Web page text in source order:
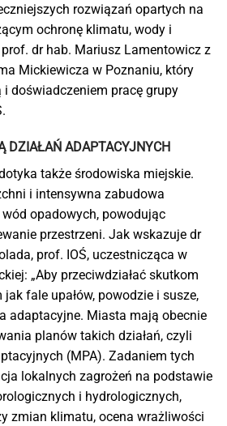
rozwiązań opartych na
ochronę klimatu, wody i
dr hab. Mariusz Lamentowicz z
Mickiewicza w Poznaniu, który
doświadczeniem pracę grupy
DZIAŁAŃ ADAPTACYJNYCH
także środowiska miejskie.
i intensywna zabudowa
opadowych, powodując
przestrzeni. Jak wskazuje dr
prof. IOŚ, uczestnicząca w
„Aby przeciwdziałać skutkom
fale upałów, powodzie i susze,
adaptacyjne. Miasta mają obecnie
planów takich działań, czyli
(MPA). Zadaniem tych
lokalnych zagrożeń na podstawie
i hydrologicznych,
zmian klimatu, ocena wrażliwości